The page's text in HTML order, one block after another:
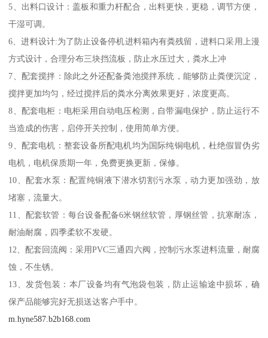
5、出料口设计：盖板和重力杆配合，出料更快，更稳，调节方便，
干湿可调。
6、进料设计:为了防止设备停机进料箱内有粪残留，进料口采用上漫
方式设计，合理分布三块挡流板，防止水压过大，粪水上冲
7、配套搅拌：除此之外还配备粪池搅拌系统，能够防止粪便沉淀，
搅拌更加均匀，经过搅拌后的粪水分离效果更好，浓度更高。
8、配套电柜：电柜采用自动电压检测，自带漏电保护，防止运行不
当造成的伤害，启停开关控制，使用简单方便。
9、配套电机：整套设备所配电机均为国际纯铜电机，杜绝假冒伪劣
电机，电机保质期一年，免费更换更新，保修。
10、配套水泵：配置纯铜液下潜水切割污水泵，动力更加强劲，放
堵塞，流量大。
11、配套软管：每台设备配备6米钢丝软管，厚钢丝管，抗寒耐冻，
耐油耐腐，四季柔软不发硬。
12、配套回流阀：采用PVC三通四六阀，控制污水泵进料流量，耐腐
蚀，不生锈。
13、发货包装：本厂设备均有气泡袋包装，防止运输途中损坏，确
保产品能够完好无损送达客户手中。
m.hyne587.b2b168.com